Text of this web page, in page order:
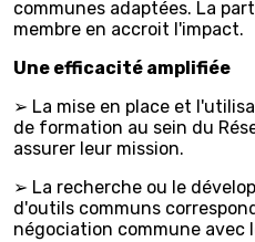
communes adaptées. La
membre en accroit l'impact.
Une efficacité amplifiée
➢ La mise en place et
de formation au sein du
assurer leur mission.
➢ La recherche ou le
d'outils communs
négociation commune avec